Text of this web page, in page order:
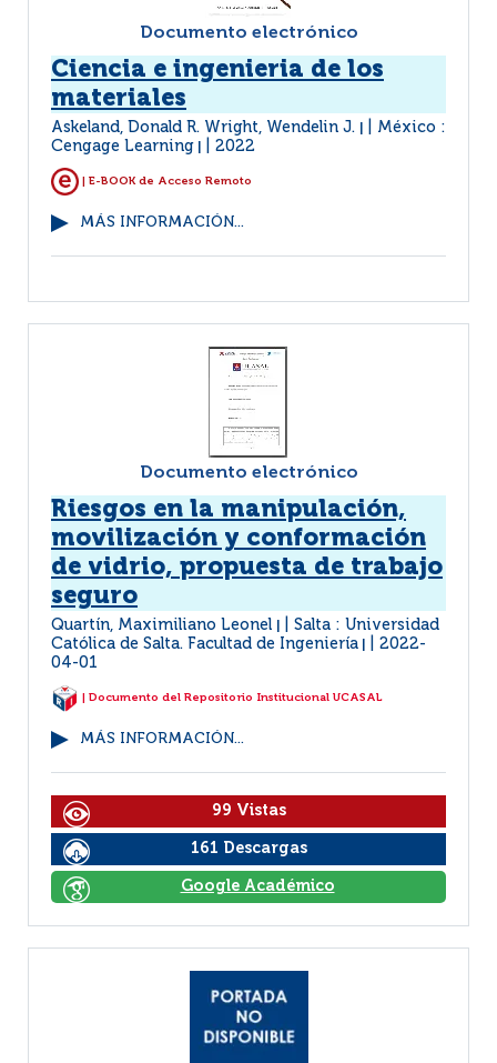
Documento electrónico
Ciencia e ingenieria de los
materiales
Askeland, Donald R. Wright, Wendelin J.
México :
Cengage Learning
2022
| E-BOOK de Acceso Remoto
MÁS INFORMACIÓN...
Documento electrónico
Riesgos en la manipulación,
movilización y conformación
de vidrio, propuesta de trabajo
seguro
Quartín, Maximiliano Leonel
Salta : Universidad
Católica de Salta. Facultad de Ingeniería
2022-
04-01
| Documento del Repositorio Institucional UCASAL
MÁS INFORMACIÓN...
99 Vistas
161 Descargas
Google Académico